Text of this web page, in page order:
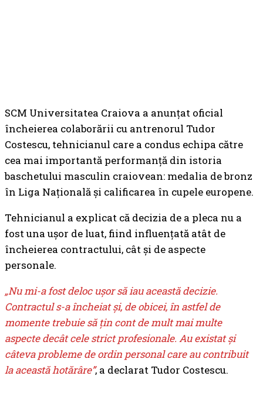
SCM Universitatea Craiova a anunțat oficial
încheierea colaborării cu antrenorul Tudor
Costescu, tehnicianul care a condus echipa către
cea mai importantă performanță din istoria
baschetului masculin craiovean: medalia de bronz
în Liga Națională și calificarea în cupele europene.
Tehnicianul a explicat că decizia de a pleca nu a
fost una ușor de luat, fiind influențată atât de
încheierea contractului, cât și de aspecte
personale.
„Nu mi-a fost deloc ușor să iau această decizie.
Contractul s-a încheiat și, de obicei, în astfel de
momente trebuie să țin cont de mult mai multe
aspecte decât cele strict profesionale. Au existat și
câteva probleme de ordin personal care au contribuit
la această hotărâre”, a declarat Tudor Costescu.